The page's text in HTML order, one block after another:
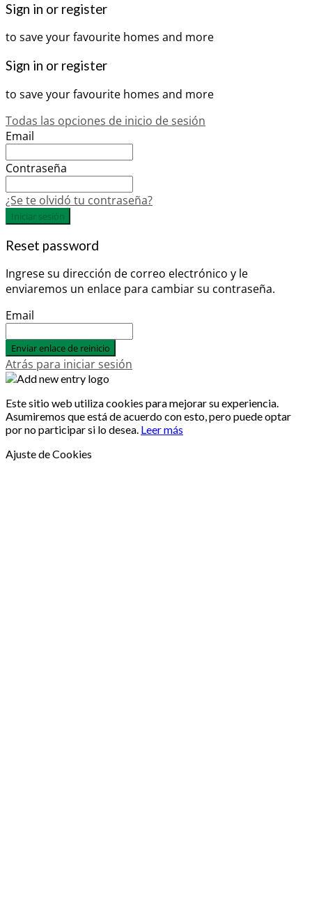
Sign in or register
to save your favourite homes and more
Sign in or register
to save your favourite homes and more
Todas las opciones de inicio de sesión
Email
Contraseña
¿Se te olvidó tu contraseña?
Iniciar sesión
Reset password
Ingrese su dirección de correo electrónico y le
enviaremos un enlace para cambiar su contraseña.
Email
Enviar enlace de reinicio
Atrás para iniciar sesión
Este sitio web utiliza cookies para mejorar su experiencia.
Asumiremos que está de acuerdo con esto, pero puede optar
por no participar si lo desea. Leer más
Ajuste de Cookies